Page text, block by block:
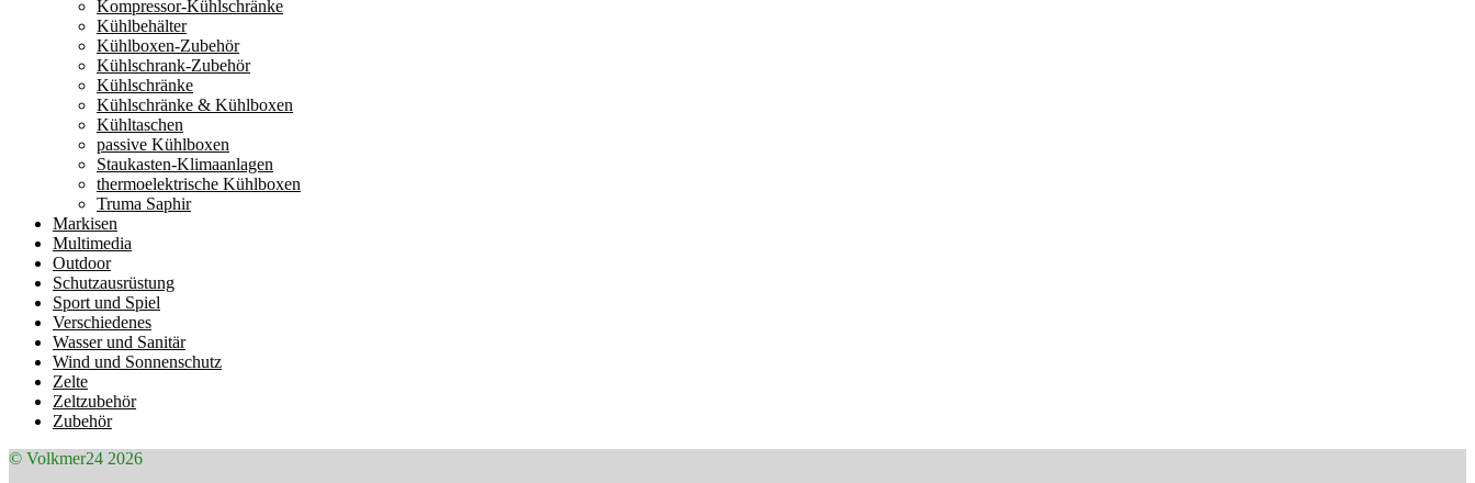
Kompressor-Kühlschränke
Kühlbehälter
Kühlboxen-Zubehör
Kühlschrank-Zubehör
Kühlschränke
Kühlschränke & Kühlboxen
Kühltaschen
passive Kühlboxen
Staukasten-Klimaanlagen
thermoelektrische Kühlboxen
Truma Saphir
Markisen
Multimedia
Outdoor
Schutzausrüstung
Sport und Spiel
Verschiedenes
Wasser und Sanitär
Wind und Sonnenschutz
Zelte
Zeltzubehör
Zubehör
© Volkmer24 2026